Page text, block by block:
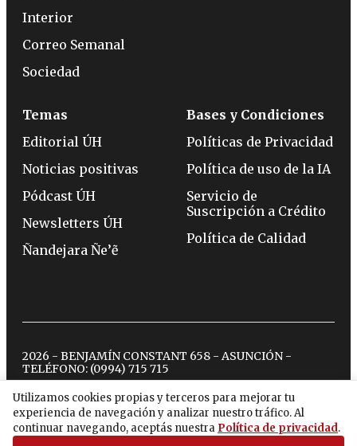
Utilizamos cookies propias y terceros para mejorar tu
experiencia de navegación y analizar nuestro tráfico. Al
continuar navegando, aceptás nuestra Política de privacidad.
Interior
Correo Semanal
Sociedad
Temas
Editorial ÚH
Noticias positivas
Pódcast ÚH
Newsletters ÚH
Ñandejara Ñe’ẽ
Bases y Condiciones
Políticas de Privacidad
Política de uso de la IA
Servicio de
Suscripción a Crédito
Política de Calidad
2026 - BENJAMÍN CONSTANT 658 - ASUNCIÓN -
TELÉFONO: (0994) 715 715
twitterinstagram
facebook
tiktokyoutubespotify